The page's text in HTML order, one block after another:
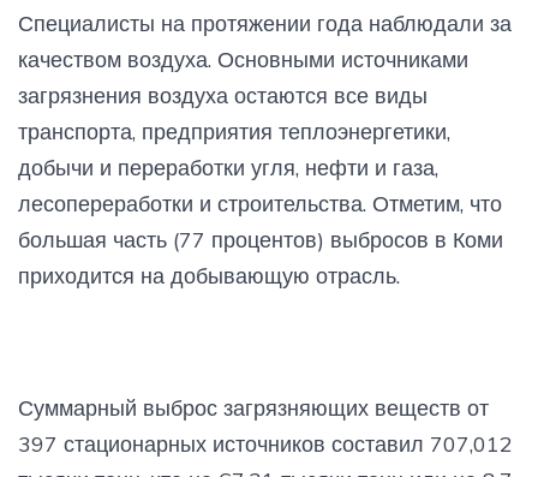
Специалисты на протяжении года наблюдали за
качеством воздуха. Основными источниками
загрязнения воздуха остаются все виды
транспорта, предприятия теплоэнергетики,
добычи и переработки угля, нефти и газа,
лесопереработки и строительства. Отметим, что
большая часть (77 процентов) выбросов в Коми
приходится на добывающую отрасль.
Суммарный выброс загрязняющих веществ от
397 стационарных источников составил 707,012